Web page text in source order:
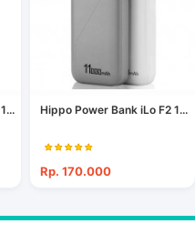
Hippo Power Bank iLo F2 1...
Rp. 170.000